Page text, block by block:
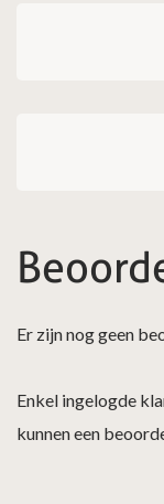
Er zijn nog geen
Enkel ingelogde
kunnen een